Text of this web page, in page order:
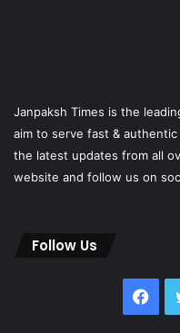
Janpaksh Times is the
aim to serve fast &
the latest updates from all
website and follow us on
Follow Us